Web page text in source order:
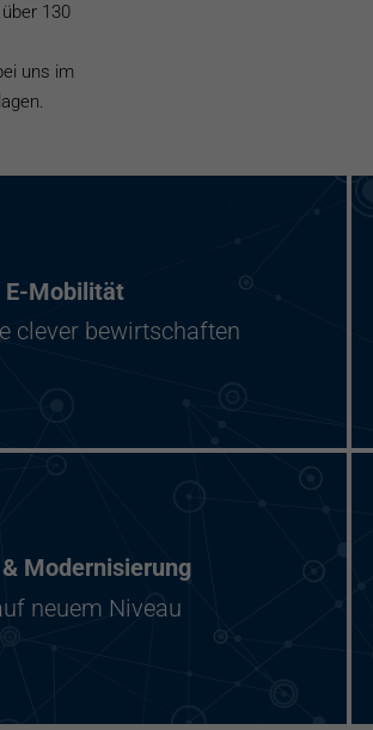
130
uns im
E-Mobilität
clever bewirtschaften
Modernisierung
neuem Niveau